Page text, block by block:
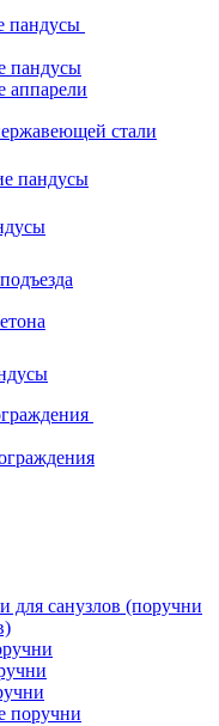
пандусы
пандусы
стали
пандусы
для санузлов (поручни
поручни